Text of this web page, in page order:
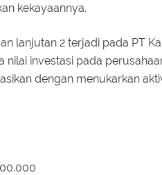
kekayaannya.
lanjutan 2 terjadi pada PT
investasi pada
dengan menukarkan